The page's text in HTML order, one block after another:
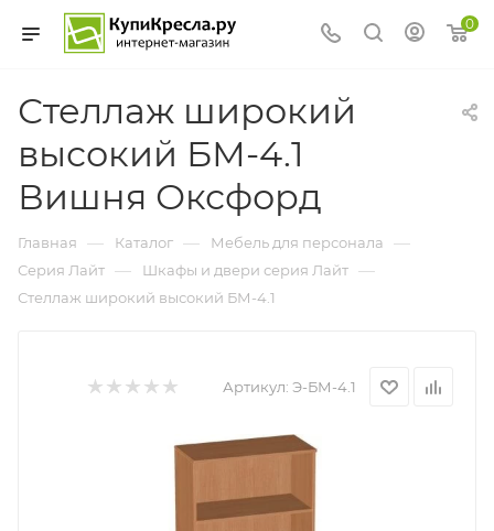
0
Стеллаж широкий
высокий БМ-4.1
Вишня Оксфорд
Главная — Каталог — Мебель для персонала —
Серия Лайт — Шкафы и двери серия Лайт —
Стеллаж широкий высокий БМ-4.1
Артикул: Э-БМ-4.1